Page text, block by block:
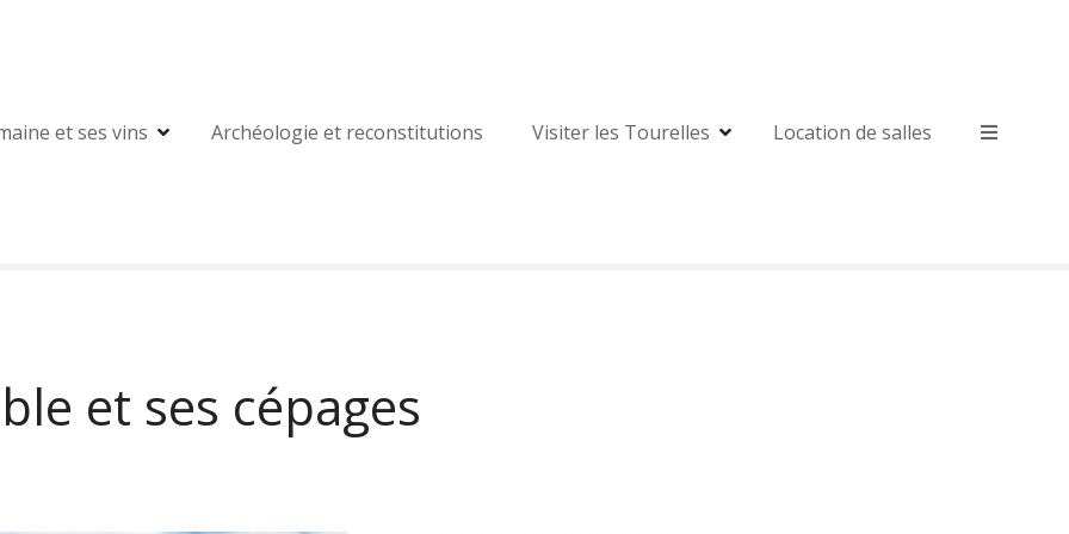
et ses vins Archéologie et reconstitutions Visiter les Tourelles Location de salles
et ses cépages